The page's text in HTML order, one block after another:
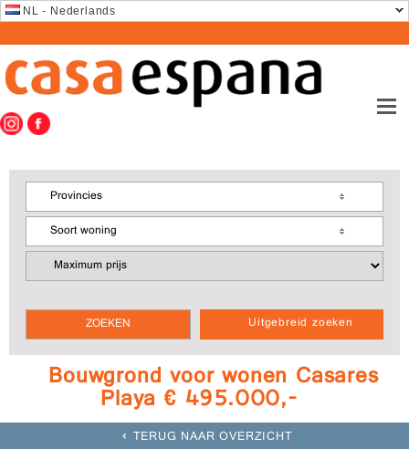
NL - Nederlands
Uitgebreid zoeken
Provincies
Soort woning
Bouwgrond voor wonen Casares
Playa € 495.000,-
TERUG NAAR OVERZICHT